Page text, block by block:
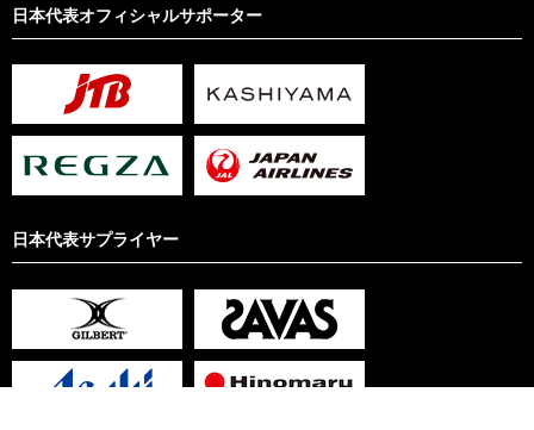
日本代表オフィシャルサポーター
日本代表サプライヤー